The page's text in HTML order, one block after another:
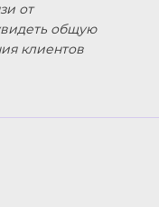
от
общую
клиентов